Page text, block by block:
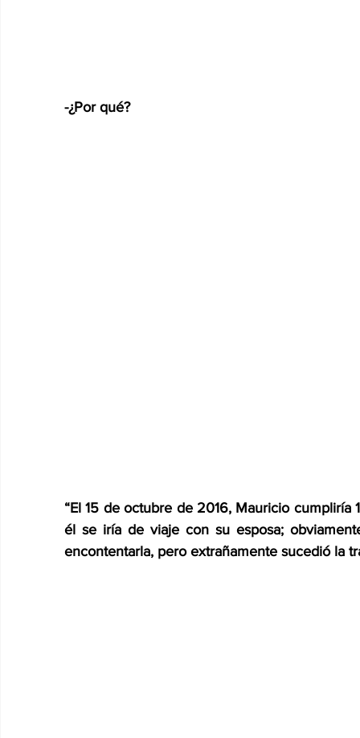
-¿Por qué?
“El 15 de octubre de 2016, Mauricio
él se iría de viaje con su esposa;
encontentarla, pero extrañamente sucedió la